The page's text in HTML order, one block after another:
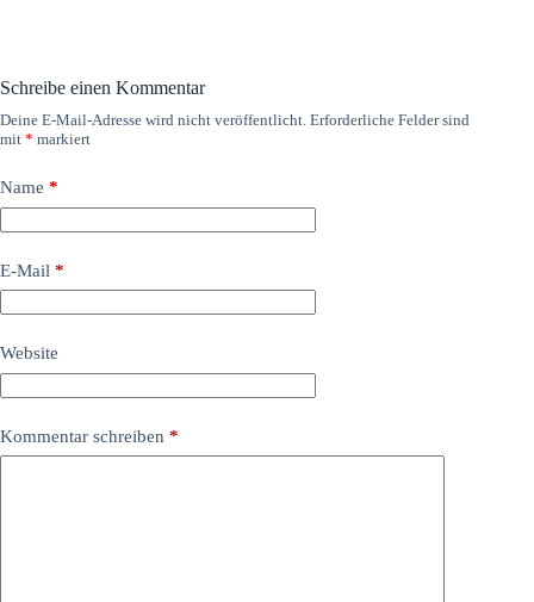
Schreibe einen Kommentar
Deine E-Mail-Adresse wird nicht veröffentlicht. Erforderliche Felder sind
mit * markiert
Name *
E-Mail *
Website
Kommentar schreiben *